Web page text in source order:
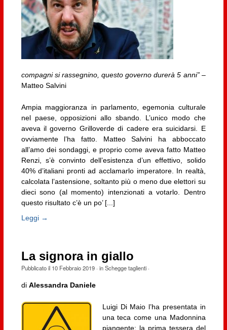
compagni si rassegnino, questo governo durerà 5 anni” –
Matteo Salvini
Ampia maggioranza in parlamento, egemonia culturale
nel paese, opposizioni allo sbando. L’unico modo che
aveva il governo Grilloverde di cadere era suicidarsi. E
ovviamente l’ha fatto. Matteo Salvini ha abboccato
all’amo dei sondaggi, e proprio come aveva fatto Matteo
Renzi, s’è convinto dell’esistenza d’un effettivo, solido
40% d’italiani pronti ad acclamarlo imperatore. In realtà,
calcolata l’astensione, soltanto più o meno due elettori su
dieci sono (al momento) intenzionati a votarlo. Dentro
questo risultato c’è un po’ [...]
Leggi →
La signora in giallo
Pubblicato il 10 Febbraio 2019· inSchegge taglienti·
di Alessandra Daniele
Luigi Di Maio l’ha presentata in
una teca come una Madonnina
piangente: la prima tessera del